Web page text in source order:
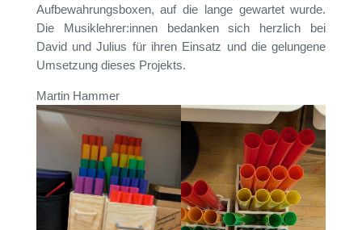
Aufbewahrungsboxen, auf die lange gewartet wurde.
Die Musiklehrer:innen bedanken sich herzlich bei
David und Julius für ihren Einsatz und die gelungene
Umsetzung dieses Projekts.
Martin Hammer